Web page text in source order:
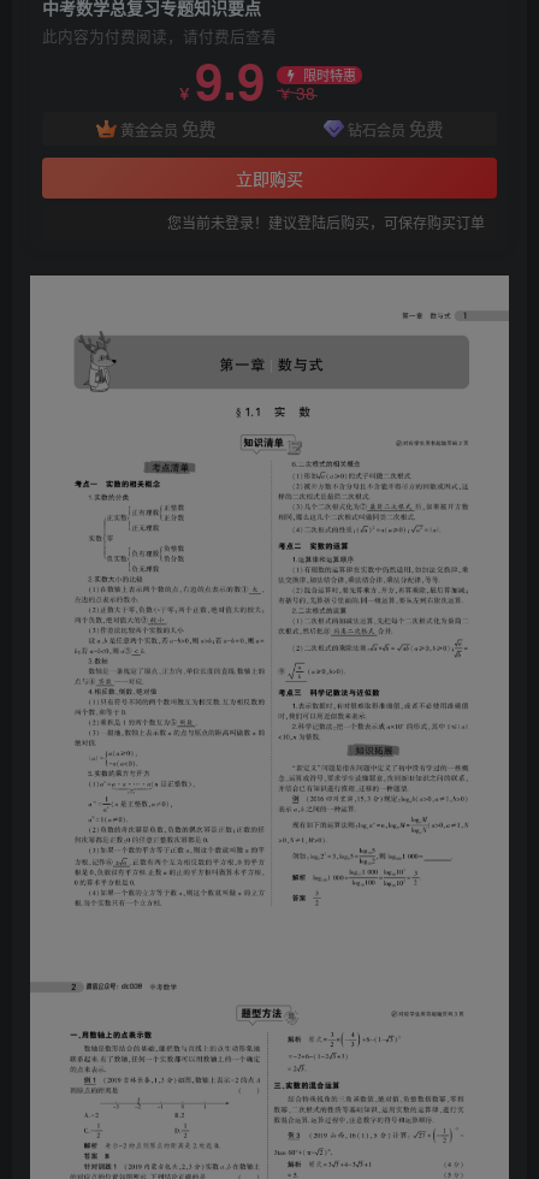
中考数学总复习专题知识要点
此内容为付费阅读，请付费后查看
￥ 9.9 限时特惠
￥38
黄金会员 免费 钻石会员 免费
立即购买
您当前未登录！建议登陆后购买，可保存购买订单